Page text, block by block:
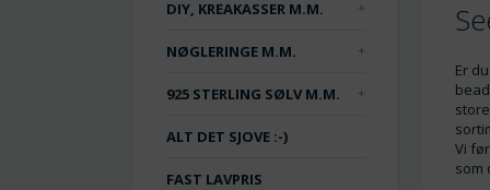
DIY, KREAKASSER M.M.
NØGLERINGE M.M.
925 STERLING SØLV M.M.
ALT DET SJOVE :-)
FAST LAVPRIS
Er
Vi
som